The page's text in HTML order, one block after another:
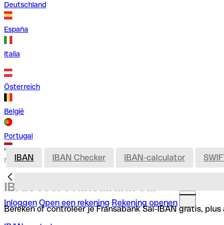
Deutschland
España
Italia
Österreich
België
Portugal
Nederland
Inloggen Open een rekening Rekening openen
IBAN IBAN Checker IBAN-calculator
IBAN voor Fransabank Sal
Bereken of controleer je Fransabank Sal-IBAN gratis,